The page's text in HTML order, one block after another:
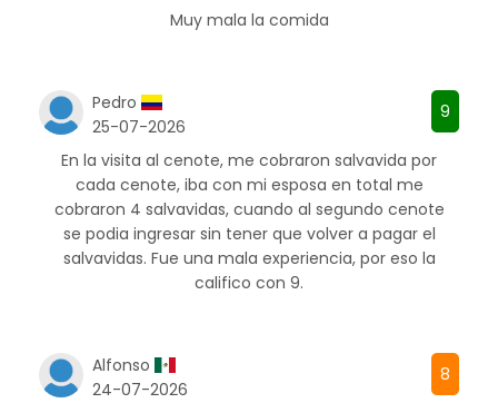
Muy mala la comida
Pedro
25-07-2026
9
En la visita al cenote, me cobraron salvavida por
cada cenote, iba con mi esposa en total me
cobraron 4 salvavidas, cuando al segundo cenote
se podia ingresar sin tener que volver a pagar el
salvavidas. Fue una mala experiencia, por eso la
califico con 9.
Alfonso
24-07-2026
8